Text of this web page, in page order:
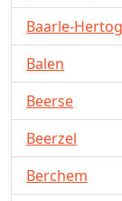
Baarle-Hertog
Balen
Beerse
Beerzel
Berchem